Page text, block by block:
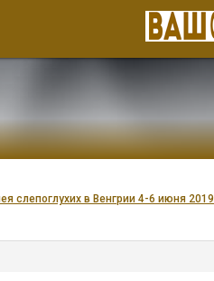
слепоглухих в Венгрии 4-6 июня 2019